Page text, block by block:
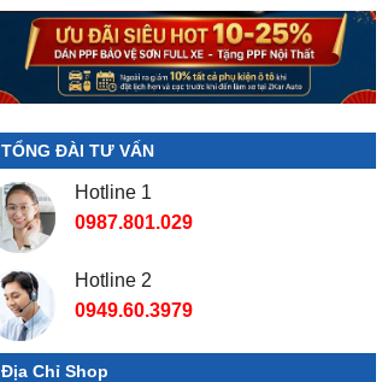
TỔNG ĐÀI TƯ VẤN
Hotline 1
0987.801.029
Hotline 2
0949.60.3979
Địa Chỉ Shop